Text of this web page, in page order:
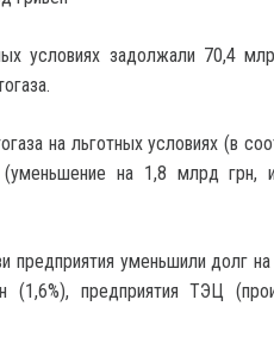
условиях задолжали 70,4
на льготных условиях (в
на 1,8 млрд грн,
предприятия уменьшили долг
предприятия ТЭЦ